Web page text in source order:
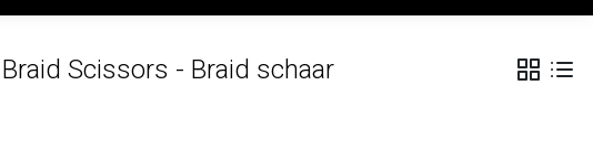
Scissors - Braid schaar